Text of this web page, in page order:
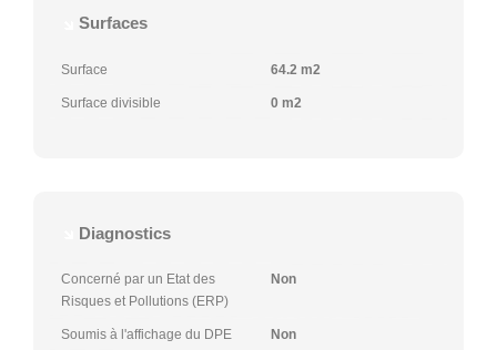
Surfaces
Surface 64.2 m2
Surface divisible 0 m2
Diagnostics
Concerné par un Etat des
Risques et Pollutions (ERP)
Non
Soumis à l'affichage du DPE Non